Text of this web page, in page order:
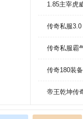
1.85主宰虎
传奇私服
传奇私服霸
传奇180装
帝王乾坤传